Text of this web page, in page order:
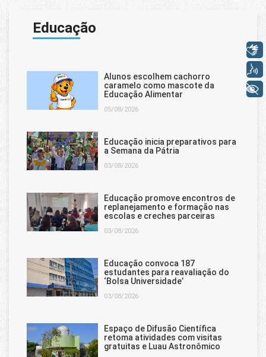
Educação
Alunos escolhem cachorro
caramelo como mascote da
Educação Alimentar
05/08/2026
Educação inicia preparativos para
a Semana da Pátria
03/08/2026
Educação promove encontros de
replanejamento e formação nas
escolas e creches parceiras
03/08/2026
Educação convoca 187
estudantes para reavaliação do
‘Bolsa Universidade’
03/08/2026
Espaço de Difusão Científica
retoma atividades com visitas
gratuitas e Luau Astronômico
+ Acessibilidade